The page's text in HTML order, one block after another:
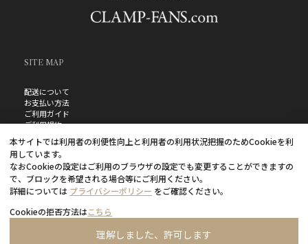
SITE MAP
配送について
お支払い方法
ご利用ガイド
ご利用規約
プライバシーポリシー
よくあるご質問
特定商取引法に基づく表記
©CLAMP・ShigatsuTsuitachi CO.,LTD.
本サイトでは利用者の利便性向上と利用者の利用状況把握のためCookieを利
用しています。
なおCookieの設定はご利用のブラウザの設定でも変更することができますの
で、ブロックを希望される場合等にご利用ください。
詳細については プライバシーポリシー をご確認ください。
Cookieの拒否方法はこちら
理解しました、許可します